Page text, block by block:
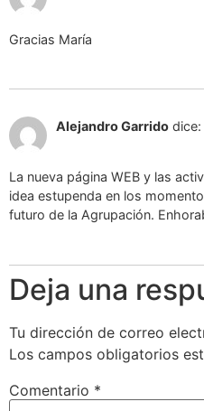
Gracias María
Alejandro Garrido dice:
La nueva página WEB y las
idea estupenda en los
futuro de la Agrupación.
Deja una
Tu dirección de correo
Los campos obligatorios
Comentario *